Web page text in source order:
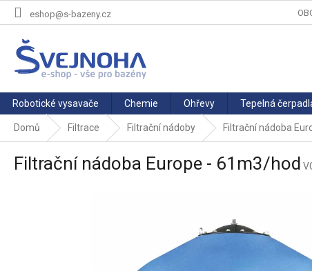
Přejít
eshop@s-bazeny.cz
Robotické vysavače Chemie Ohřevy Tepelná
Domů Filtrace Filtrační nádoby Filtrační nádoba
Filtrační nádoba Europe - 61m3/hod